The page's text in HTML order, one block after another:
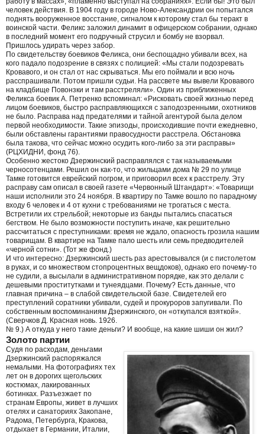
человек действия. В 1904 году в городе Ново-Александрии он попытался
поднять вооруженное восстание, сигналом к которому стал бы теракт в
воинской части. Феликс заложил динамит в офицерском собрании, однако
в последний момент его подручный струсил и бомбу не взорвал.
Пришлось удирать через забор.
По свидетельству боевиков Феликса, они беспощадно убивали всех, на
кого падало подозрение в связях с полицией: «Мы стали подозревать
Кровавого, и он стал от нас скрываться. Мы его поймали и всю ночь
расспрашивали. Потом пришли судьи. На рассвете мы вывели Кровавого
на кладбище Повонзки и там расстреляли». Один из приближенных
Феликса боевик А. Петренко вспоминал: «Рисковать своей жизнью перед
лицом боевиков, быстро расправляющихся с заподозренными, охотников
не было. Расправа над предателями и тайной агентурой была делом
первой необходимости. Такие эпизоды, происходившие почти ежедневно,
были обставлены гарантиями правосудности расстрела. Обстановка
была такова, что сейчас можно осудить кого-либо за эти расправы»
(РЦХИДНИ, фонд 76).
Особенно жестоко Дзержинский расправлялся с так называемыми
черносотенцами. Решил он как-то, что жильцами дома № 29 по улице
Тамке готовится еврейский погром, и приговорил всех к расстрелу. Эту
расправу сам описал в своей газете «Червонный Штандарт»: «Товарищи
наши исполнили это 24 ноября. В квартиру по Тамке вошло по парадному
входу 6 человек и 4 от кухни с требованиями не трогаться с места.
Встретили их стрельбой; некоторые из банды пытались спасаться
бегством. Не было возможности поступить иначе, как решительно
рассчитаться с преступниками: время не ждало, опасность грозила нашим
товарищам. В квартире на Тамке пало шесть или семь предводителей
«черной сотни». (Тот же фонд.)
И что интересно: Дзержинский шесть раз арестовывался (и с пистолетом
в руках, и со множеством стопроцентных вещдоков), однако его почему-то
не судили, а высылали в административном порядке, как это делали с
дешевыми проститутками и тунеядцами. Почему? Есть данные, что
главная причина – в слабой свидетельской базе. Свидетелей его
преступлений соратники убивали, судей и прокуроров запугивали. По
собственным воспоминаниям Дзержинского, он «откупался взяткой».
(Сверчков Д. Красная новь. 1926.
№ 9.) А откуда у него такие деньги? И вообще, на какие шиши он жил?
Золото партии
Судя по расходам, деньгами
Дзержинский распоряжался
немалыми. На фотографиях тех
лет он в дорогих щегольских
костюмах, лакированных
ботинках. Разъезжает по
странам Европы, живет в лучших
отелях и санаториях Закопане,
Радома, Петербурга, Кракова,
отдыхает в Германии, Италии,